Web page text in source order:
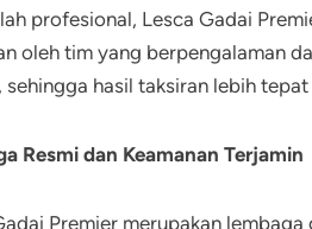
profesional, Lesca Gadai
oleh tim yang berpengalaman
sehingga hasil taksiran lebih
Resmi dan Keamanan Terjamin
Premier merupakan